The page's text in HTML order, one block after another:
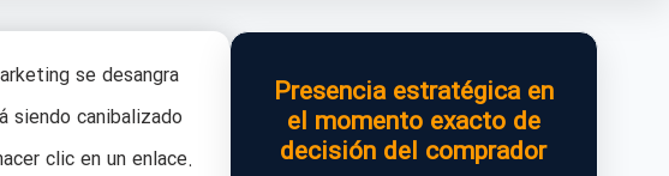
se desangra
canibalizado
clic en un enlace.
Presencia estratégica en
el momento exacto de
decisión del comprador